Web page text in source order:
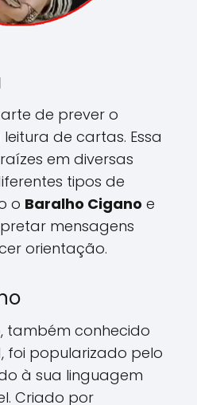
de prever o
de cartas. Essa
em diversas
tipos de
o Baralho Cigano e
mensagens
orientação.
também conhecido
foi popularizado pelo
à sua linguagem
Criado por